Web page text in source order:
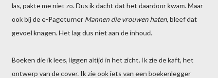
las, pakte me niet zo. Dus ik dacht dat het daardoor kwam. Maar
ook bij de e-Pageturner Mannen die vrouwen haten, bleef dat
gevoel knagen. Het lag dus niet aan de inhoud.
Boeken die ik lees, liggen altijd in het zicht. Ik zie de kaft, het
ontwerp van de cover. Ik zie ook iets van een boekenlegger